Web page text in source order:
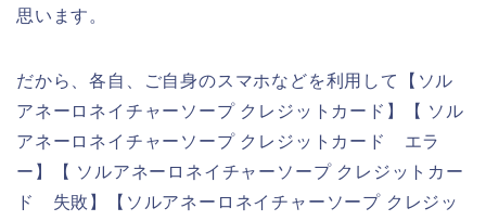
思います。
だから、各自、ご自身のスマホなどを利用して【ソル
アネーロネイチャーソープ クレジットカード】【 ソル
アネーロネイチャーソープ クレジットカード エラ
ー】【 ソルアネーロネイチャーソープ クレジットカー
ド 失敗】【ソルアネーロネイチャーソープ クレジッ